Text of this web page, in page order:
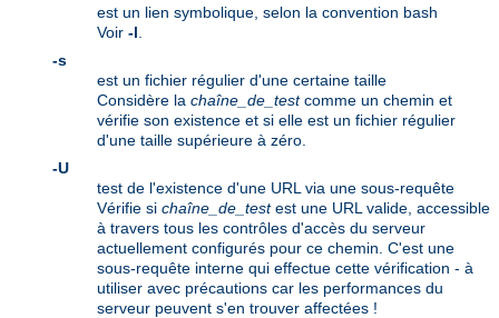
est un lien symbolique, selon la convention bash
Voir -l
-s
est un fichier régulier d'une certaine taille
Considère la chaîne_de_testcomme un chemin et
vérifie son existence et si elle est un fichier régulier
d'une taille supérieure à zéro.
-U
test de l'existence d'une URL via une sous-requête
Vérifie si chaîne_de_testest une URL valide, accessible
à travers tous les contrôles d'accès du serveur
actuellement configurés pour ce chemin. C'est une
sous-requête interne qui effectue cette vérification - à
utiliser avec précautions car les performances du
serveur peuvent s'en trouver affectées !